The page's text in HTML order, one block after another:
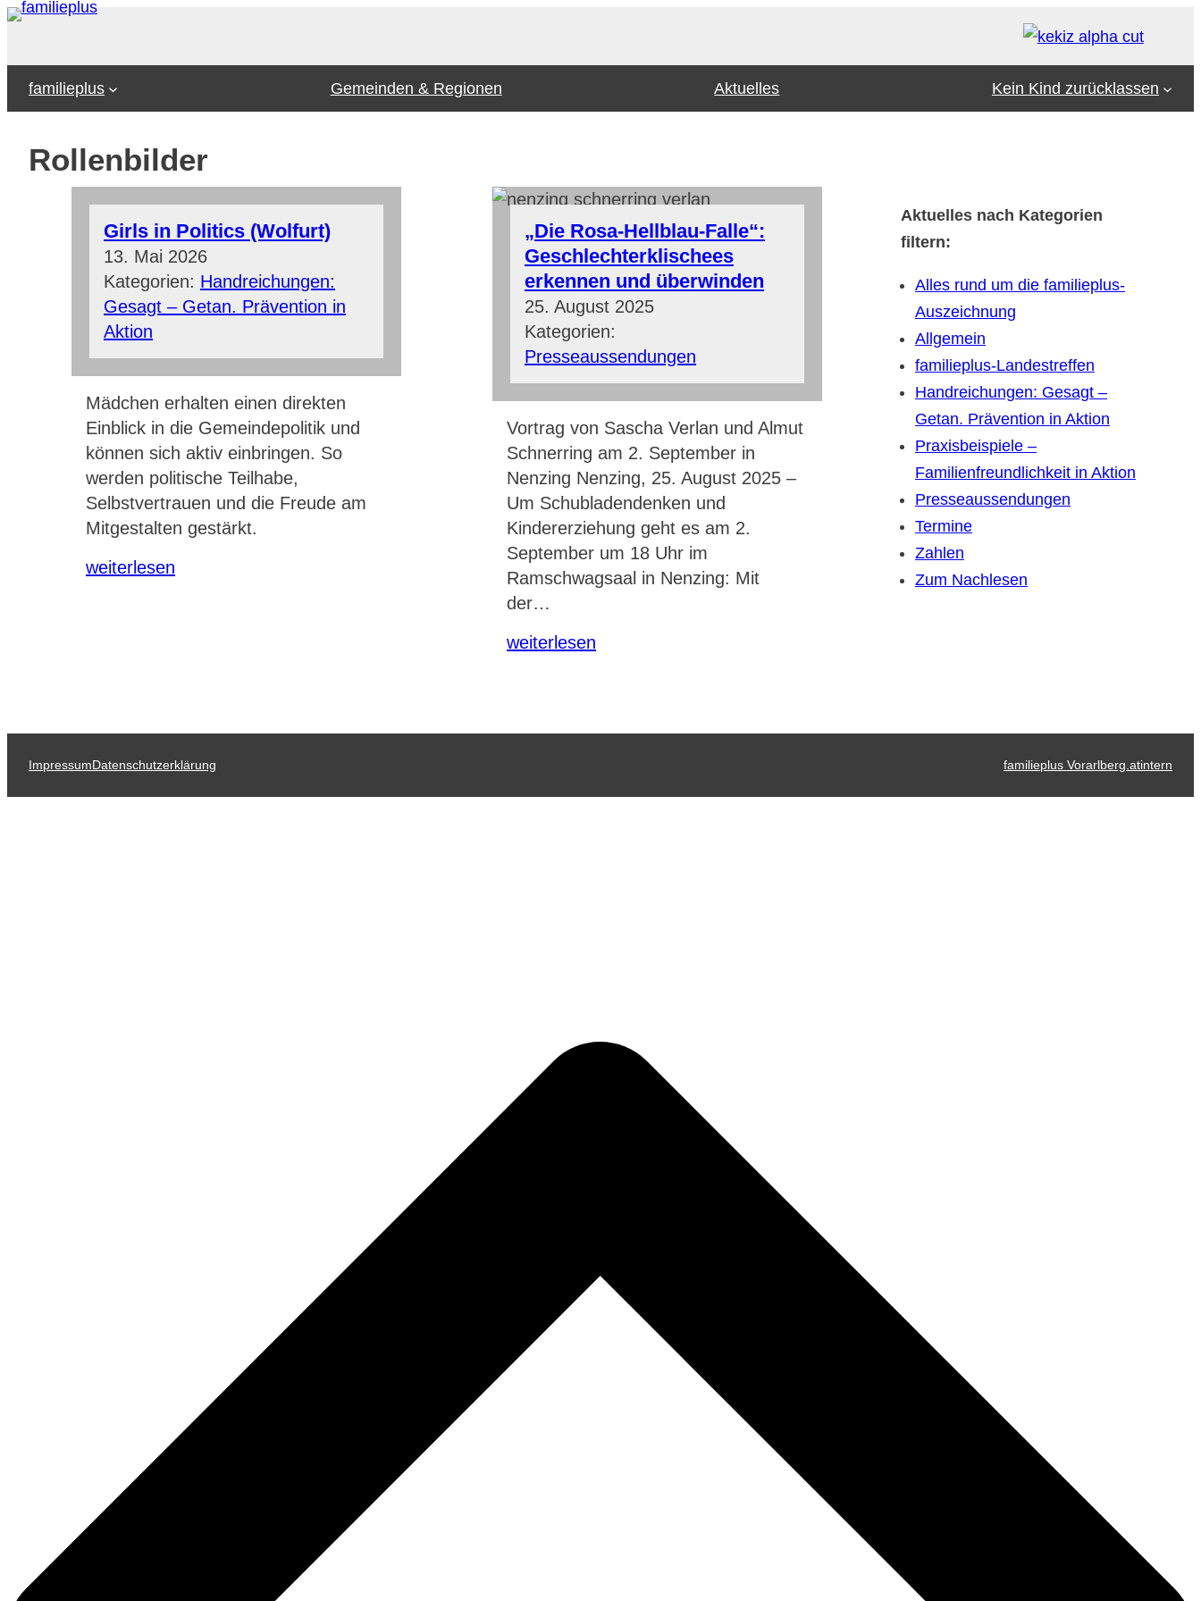
Zum
familieplus
Gemeinden & Regionen Aktuelles Kein Kind zurücklassen
Rollenbilder
Girls in Politics (Wolfurt)
13. Mai 2026
Kategorien: Handreichungen:
Gesagt – Getan. Prävention in
Aktion
Mädchen erhalten einen direkten
Einblick in die Gemeindepolitik und
können sich aktiv einbringen. So
werden politische Teilhabe,
Selbstvertrauen und die Freude am
Mitgestalten gestärkt.
weiterlesen
„Die Rosa-Hellblau-Falle“:
Geschlechterklischees
erkennen und überwinden
25. August 2025
Kategorien:
Presseaussendungen
Vortrag von Sascha Verlan und Almut
Schnerring am 2. September in
Nenzing Nenzing, 25. August 2025 –
Um Schubladendenken und
Kindererziehung geht es am 2.
September um 18 Uhr im
Ramschwagsaal in Nenzing: Mit
der…
weiterlesen
Aktuelles nach Kategorien
filtern:
Alles rund um die familieplus-
Auszeichnung
Allgemein
familieplus-Landestreffen
Handreichungen: Gesagt –
Getan. Prävention in Aktion
Praxisbeispiele –
Familienfreundlichkeit in Aktion
Presseaussendungen
Termine
Zahlen
Zum Nachlesen
ImpressumDatenschutzerklärung familieplus Vorarlberg.atintern